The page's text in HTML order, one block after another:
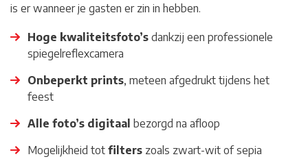
is er wanneer je gasten er zin in hebben.
Hoge kwaliteitsfoto’s dankzij een professionele
spiegelreflexcamera
Onbeperkt prints, meteen afgedrukt tijdens het
feest
Alle foto’s digitaal bezorgd na afloop
Mogelijkheid tot filters zoals zwart-wit of sepia